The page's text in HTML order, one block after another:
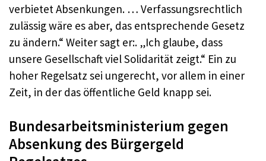
verbietet Absenkungen. … Verfassungsrechtlich
zulässig wäre es aber, das entsprechende Gesetz
zu ändern.“ Weiter sagt er:. „Ich glaube, dass
unsere Gesellschaft viel Solidarität zeigt.“ Ein zu
hoher Regelsatz sei ungerecht, vor allem in einer
Zeit, in der das öffentliche Geld knapp sei.
Bundesarbeitsministerium gegen
Absenkung des Bürgergeld